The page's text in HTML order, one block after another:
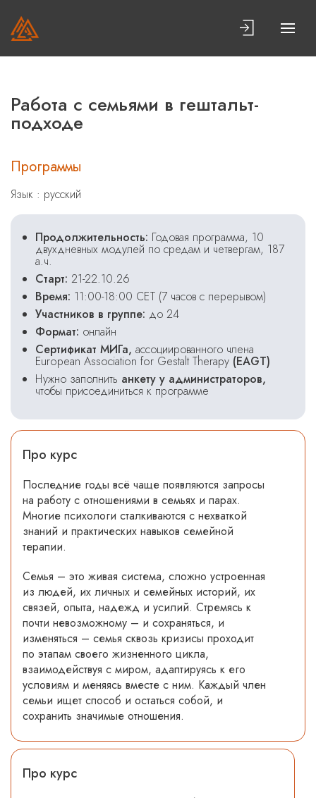
Работа с семьями в гештальт-
подходе
Программы
Язык : русский
Продолжительность: Годовая программа, 10
двухдневных модулей по средам и четвергам, 187
а.ч.
Старт: 21-22.10.26
Время: 11:00-18:00 СЕТ (7 часов с перерывом)
Участников в группе: до 24
Формат: онлайн
Сертификат МИГа, ассоциированного члена
European Association for Gestalt Therapy (EAGT)
Нужно заполнить анкету у администраторов,
чтобы присоединиться к программе
Про курс
Последние годы всё чаще появляются запросы
на работу с отношениями в семьях и парах.
Многие психологи сталкиваются с нехваткой
знаний и практических навыков семейной
терапии.
Семья – это живая система, сложно устроенная
из людей, их личных и семейных историй, их
связей, опыта, надежд и усилий. Стремясь к
почти невозможному – и сохраняться, и
изменяться – семья сквозь кризисы проходит
по этапам своего жизненного цикла,
взаимодействуя с миром, адаптируясь к его
условиям и меняясь вместе с ним. Каждый член
семьи ищет способ и остаться собой, и
сохранить значимые отношения.
Про курс